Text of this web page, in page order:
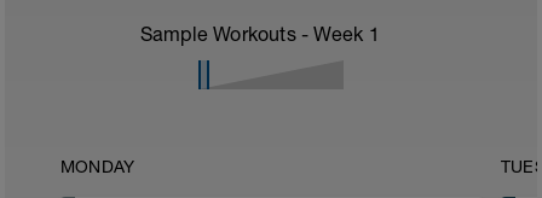
Sample Workouts - Week 1
MONDAY